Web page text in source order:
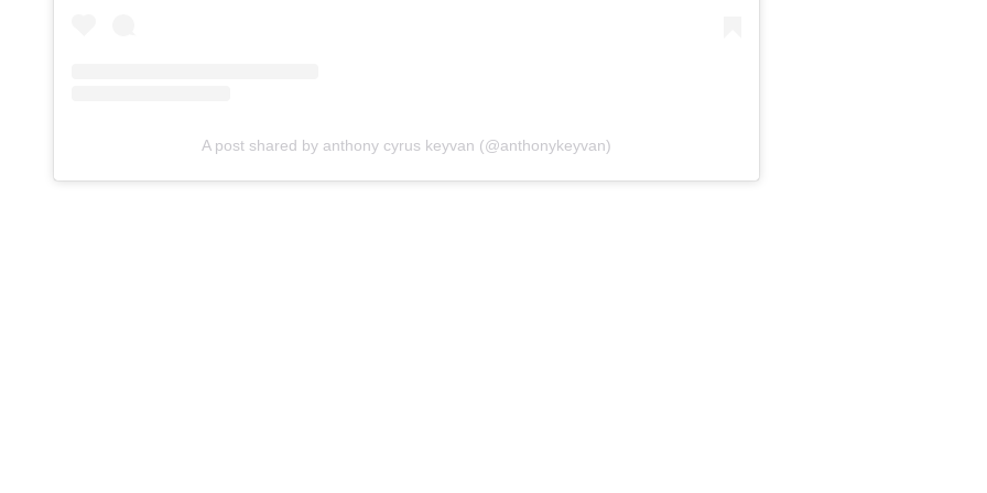
A post shared by anthony cyrus keyvan (@anthonykeyvan)